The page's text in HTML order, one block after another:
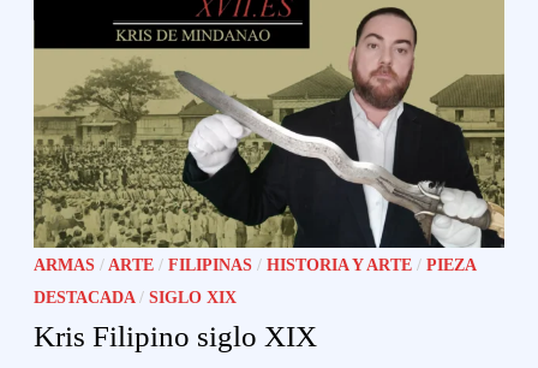
ARMAS / ARTE /FILIPINAS /HISTORIA Y ARTE /PIEZA
DESTACADA /SIGLO XIX
Kris Filipino siglo XIX